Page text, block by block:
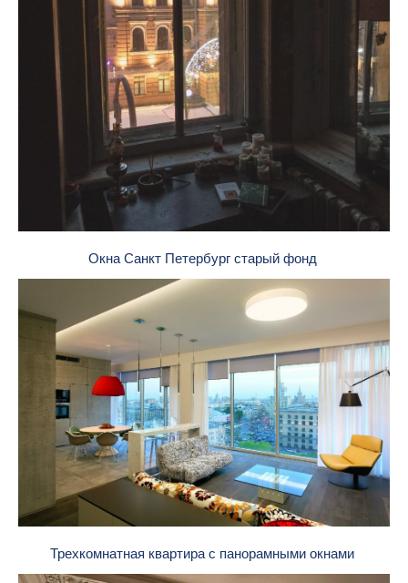
Окна Санкт Петербург старый фонд
Трехкомнатная квартира с панорамными окнами